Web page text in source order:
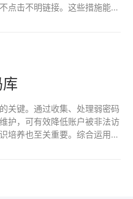
点击不明链接。这些措施能有
关键。通过收集、处理弱密码
护，可有效降低账户被非法访
培养也至关重要。综合运用这